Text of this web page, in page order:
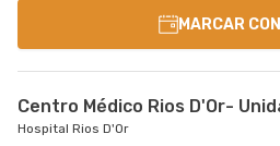
MARCAR
Centro Médico Rios D'Or-
Hospital Rios D'Or